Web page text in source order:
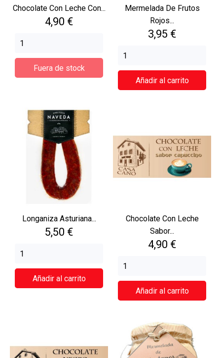
Chocolate Con Leche Con...
Precio
4,90 €
Fuera de stock
Mermelada De Frutos
Rojos...
Precio
3,95 €
Añadir al carrito
Longaniza Asturiana...
Precio
5,50 €
Añadir al carrito
Chocolate Con Leche
Sabor...
Precio
4,90 €
Añadir al carrito